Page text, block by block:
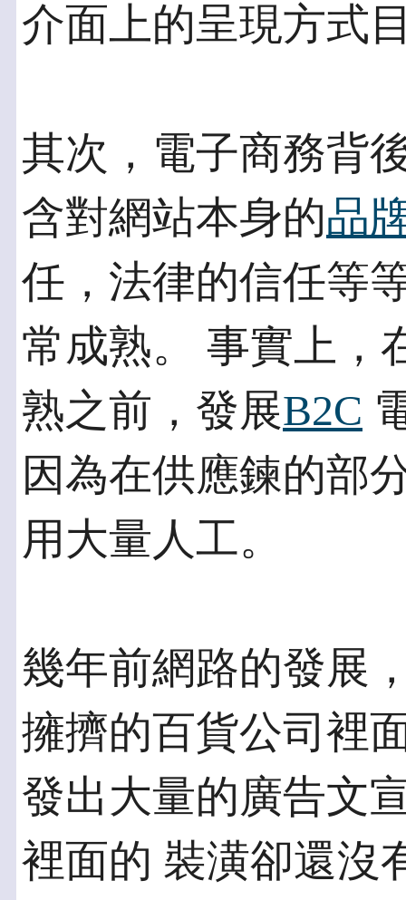
介面上的呈現方式
其次，電子商務背
含對網站本身的品
任，法律的信任等
常成熟。 事實上，
熟之前，發展B2C
因為在供應鍊的部
用大量人工。
幾年前網路的發展
擁擠的百貨公司裡
發出大量的廣告文
裡面的 裝潢卻還沒